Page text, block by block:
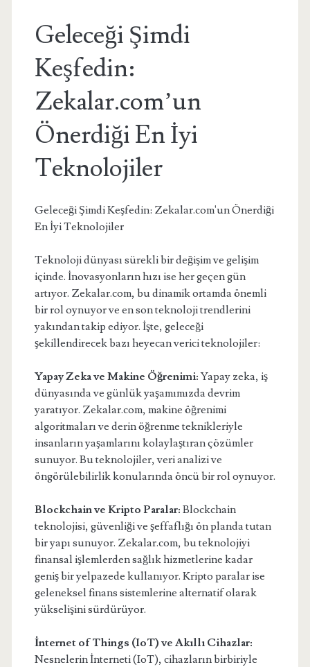
Geleceği Şimdi
Keşfedin:
Zekalar.com’un
Önerdiği En İyi
Teknolojiler
Geleceği Şimdi Keşfedin: Zekalar.com'un Önerdiği
En İyi Teknolojiler
Teknoloji dünyası sürekli bir değişim ve gelişim
içinde. İnovasyonların hızı ise her geçen gün
artıyor. Zekalar.com, bu dinamik ortamda önemli
bir rol oynuyor ve en son teknoloji trendlerini
yakından takip ediyor. İşte, geleceği
şekillendirecek bazı heyecan verici teknolojiler:
Yapay Zeka ve Makine Öğrenimi:Yapay zeka, iş
dünyasında ve günlük yaşamımızda devrim
yaratıyor. Zekalar.com, makine öğrenimi
algoritmaları ve derin öğrenme teknikleriyle
insanların yaşamlarını kolaylaştıran çözümler
sunuyor. Bu teknolojiler, veri analizi ve
öngörülebilirlik konularında öncü bir rol oynuyor.
Blockchain ve Kripto Paralar: Blockchain
teknolojisi, güvenliği ve şeffaflığı ön planda tutan
bir yapı sunuyor. Zekalar.com, bu teknolojiyi
finansal işlemlerden sağlık hizmetlerine kadar
geniş bir yelpazede kullanıyor. Kripto paralar ise
geleneksel finans sistemlerine alternatif olarak
yükselişini sürdürüyor.
İnternet of Things (IoT) ve Akıllı Cihazlar:
Nesnelerin İnterneti (IoT), cihazların birbiriyle